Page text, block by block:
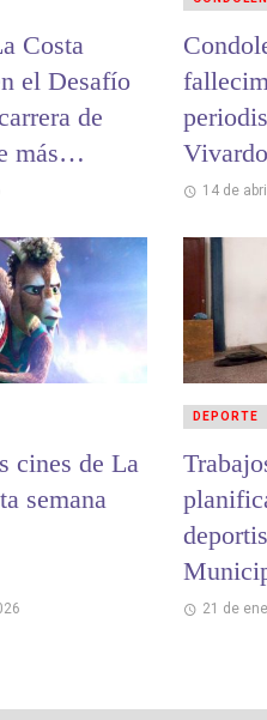
Costa
el Desafío
de
más
Vivardo
14 de
cines de La
semana
21 de
DEPORTE